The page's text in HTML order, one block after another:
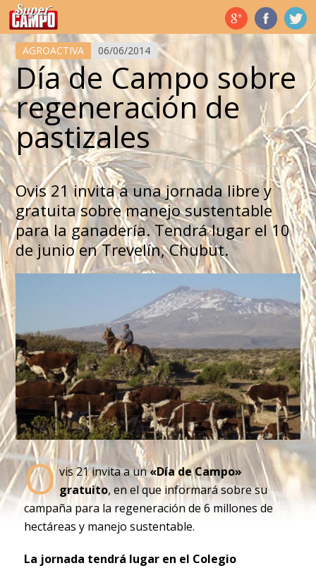
Temas de hoy
AGROACTIVA 06/06/2014
Día de Campo sobre
regeneración de
pastizales
Ovis 21 invita a una jornada libre y
gratuita sobre manejo sustentable
para la ganadería. Tendrá lugar el 10
de junio en Trevelín, Chubut.
O vis 21 invita a un«Día de Campo»
gratuito, en el que informará sobre su
campaña para la regeneración de 6 millones de
hectáreas y manejo sustentable.
La jornada tendrá lugar en el Colegio